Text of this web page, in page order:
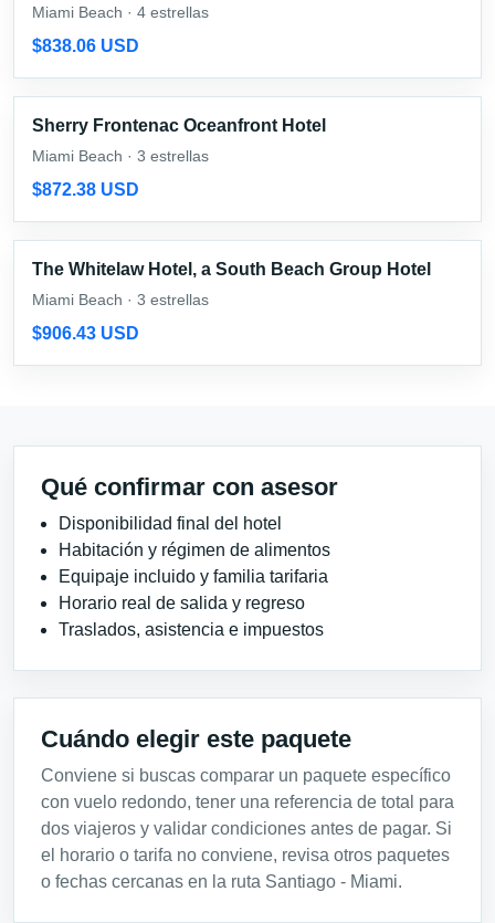
Miami Beach · 4 estrellas
$838.06 USD
Sherry Frontenac Oceanfront Hotel
Miami Beach · 3 estrellas
$872.38 USD
The Whitelaw Hotel, a South Beach Group Hotel
Miami Beach · 3 estrellas
$906.43 USD
Qué confirmar con asesor
Disponibilidad final del hotel
Habitación y régimen de alimentos
Equipaje incluido y familia tarifaria
Horario real de salida y regreso
Traslados, asistencia e impuestos
Cuándo elegir este paquete
Conviene si buscas comparar un paquete específico
con vuelo redondo, tener una referencia de total para
dos viajeros y validar condiciones antes de pagar. Si
el horario o tarifa no conviene, revisa otros paquetes
o fechas cercanas en la ruta Santiago - Miami.